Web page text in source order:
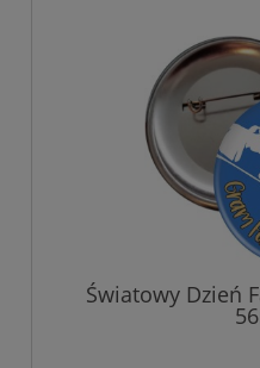
Światowy Dzień